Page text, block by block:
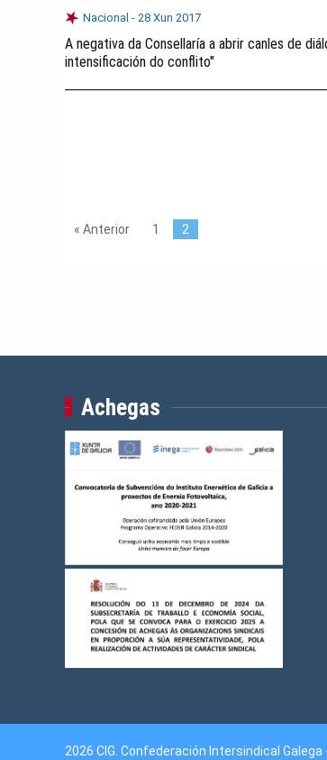
Nacional - 28 Xun 2017
A negativa da Consellaría a abrir canles de
intensificación do conflito"
« Anterior 1 2
Achegas
2026 CIG. Confederación Intersindical